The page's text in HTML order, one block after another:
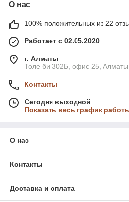
О нас
100% положительных из 22
Работает с 02.05.2020
г. Алматы
Толе би 302Б, офис 25, Алматы,
Контакты
Сегодня выходной
Показать весь график
О нас
Контакты
Доставка и оплата